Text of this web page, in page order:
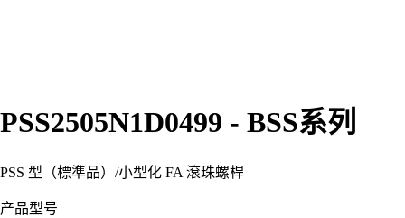
PSS2505N1D0499 - BSS系列
PSS 型（標準品） /小型化 FA 滾珠螺桿
产品型号